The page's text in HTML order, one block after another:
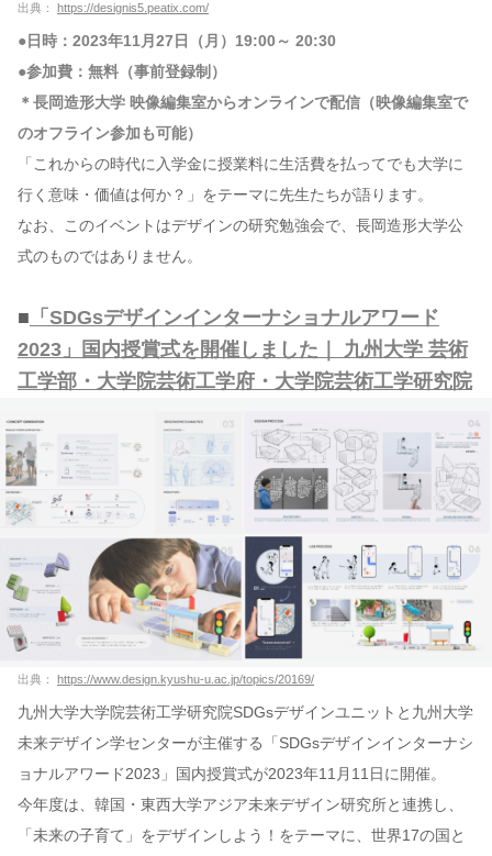
出典： https://designis5.peatix.com/
●日時：2023年11月27日（月）19:00～ 20:30
●参加費：無料（事前登録制）
＊長岡造形大学 映像編集室からオンラインで配信（映像編集室で
のオフライン参加も可能）
「これからの時代に入学金に授業料に生活費を払ってでも大学に
行く意味・価値は何か？」をテーマに先生たちが語ります。
なお、このイベントはデザインの研究勉強会で、長岡造形大学公
式のものではありません。
■ 「SDGsデザインインターナショナルアワード
2023」国内授賞式を開催しました｜ 九州大学 芸術
工学部・大学院芸術工学府・大学院芸術工学研究院
出典： https://www.design.kyushu-u.ac.jp/topics/20169/
九州大学大学院芸術工学研究院SDGsデザインユニットと九州大学
未来デザイン学センターが主催する「SDGsデザインインターナシ
ョナルアワード2023」国内授賞式が2023年11月11日に開催。
今年度は、韓国・東西大学アジア未来デザイン研究所と連携し、
「未来の子育て」をデザインしよう！をテーマに、世界17の国と